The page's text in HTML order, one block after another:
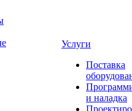
Услуги
Поставка
и наладка